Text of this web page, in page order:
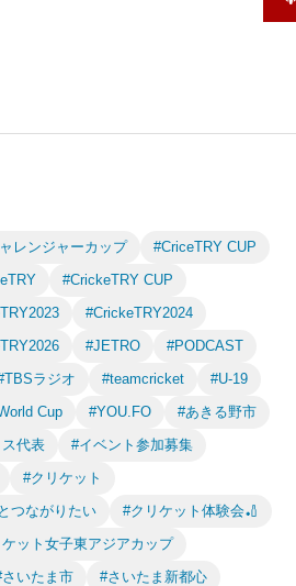
レンジャーカップ
#CriceTRY CUP
#CrickeTRY CUP
#CrickeTRY2024
#JETRO
#PODCAST
ラジオ #teamcricket
#U-19
Cup #YOU.FO
#あきる野市
代表
#イベント参加募集
#クリケット
つながりたい
#クリケット体験会🏏
ット女子東アジアカップ
さいたま市
#さいたま新都心